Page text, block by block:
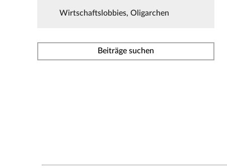
Wirtschaftslobbies, Oligarchen
Beiträge suchen